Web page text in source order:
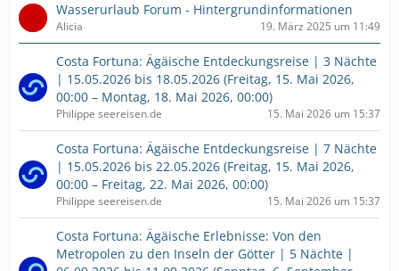
Wasserurlaub Forum - Hintergrundinformationen
Alicia 19. März 2025 um 11:49
Costa Fortuna: Ägäische Entdeckungsreise | 3 Nächte
| 15.05.2026 bis 18.05.2026 (Freitag, 15. Mai 2026,
00:00 – Montag, 18. Mai 2026, 00:00)
Philippe seereisen.de 15. Mai 2026 um 15:37
Costa Fortuna: Ägäische Entdeckungsreise | 7 Nächte
| 15.05.2026 bis 22.05.2026 (Freitag, 15. Mai 2026,
00:00 – Freitag, 22. Mai 2026, 00:00)
Philippe seereisen.de 15. Mai 2026 um 15:37
Costa Fortuna: Ägäische Erlebnisse: Von den
Metropolen zu den Inseln der Götter | 5 Nächte |